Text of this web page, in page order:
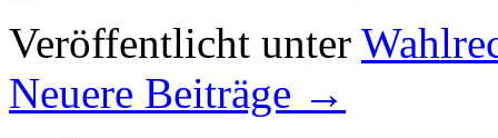
Veröffentlicht unter
Neuere Beiträge →